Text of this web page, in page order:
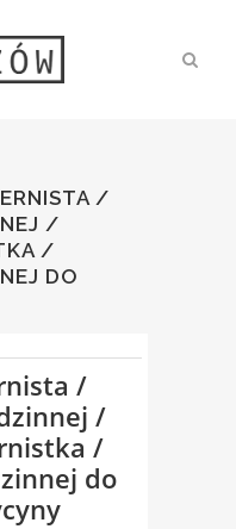
/
/
/
DO
/
/
/
do